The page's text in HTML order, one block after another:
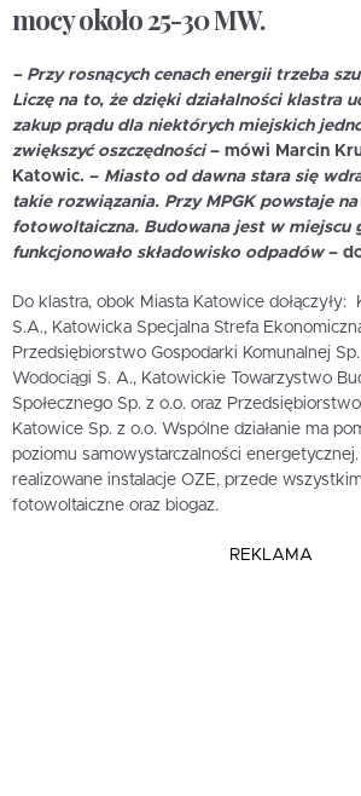
mocy około 25-30 MW.
– Przy rosnących cenach energii trzeba
Liczę na to, że dzięki działalności klastra
zakup prądu dla niektórych miejskich
zwiększyć oszczędności– mówi Marcin
Katowic. – Miasto od dawna stara się
takie rozwiązania. Przy MPGK powstaje
fotowoltaiczna. Budowana jest w miejscu
funkcjonowało składowisko odpadów–
Do klastra, obok Miasta Katowice
S.A., Katowicka Specjalna Strefa
Przedsiębiorstwo Gospodarki Komunalnej
Wodociągi S. A., Katowickie Towarzystwo
Społecznego Sp. z o.o. oraz
Katowice Sp. z o.o. Wspólne działanie ma
poziomu samowystarczalności
realizowane instalacje OZE, przede
fotowoltaiczne oraz biogaz.
REKLAMA